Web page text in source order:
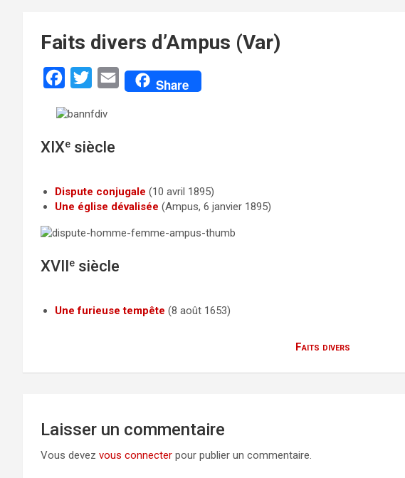
Faits divers d’Ampus (Var)
c
e
o
i
t
r
E
Share
XIXe siècle
Dispute conjugale (10 avril 1895)
Une église dévalisée (Ampus, 6 janvier 1895)
XVIIe siècle
Une furieuse tempête (8 août 1653)
Faits divers
Laisser un commentaire
Vous devez vous connecter pour publier un commentaire.